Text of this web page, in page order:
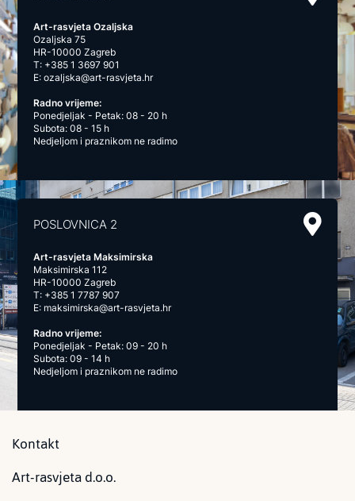
Art-rasvjeta Ozaljska
Ozaljska 75
HR-10000 Zagreb
T: +385 1 3697 901
E:ozaljska@art-rasvjeta.hr
Radno vrijeme:
Ponedjeljak - Petak: 08 - 20 h
Subota: 08 - 15 h
Nedjeljom i praznikom ne radimo
POSLOVNICA 2
Art-rasvjeta Maksimirska
Maksimirska 112
HR-10000 Zagreb
T: +385 1 7787 907
E: maksimirska@art-rasvjeta.hr
Radno vrijeme:
Ponedjeljak - Petak: 09 - 20 h
Subota: 09 - 14 h
Nedjeljom i praznikom ne radimo
Kontakt
Art-rasvjeta d.o.o.